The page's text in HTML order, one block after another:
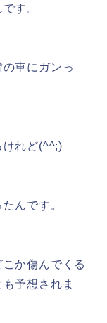
す。
車にガンっ
けれど(^^;)
んです。
か傷んでくる
予想されま